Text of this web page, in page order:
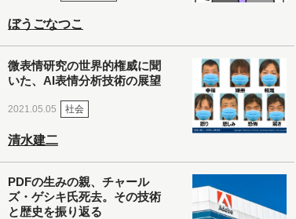
ぼうごなつこ
微表情研究の世界的権威に聞
いた、AI表情分析技術の展望
2021.05.05 社会
清水建二
PDFの生みの親、チャール
ズ・ゲシキ氏死去。その技術
と歴史を振り返る